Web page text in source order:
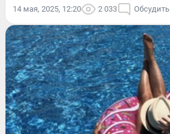
14 мая, 2025, 12:20 2 033 Обсудить